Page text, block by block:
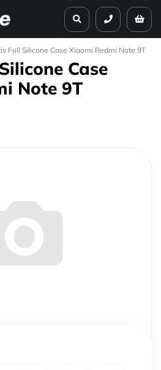
Full Silicone Case Xiaomi Redmi Note 9T
Case
Note 9T